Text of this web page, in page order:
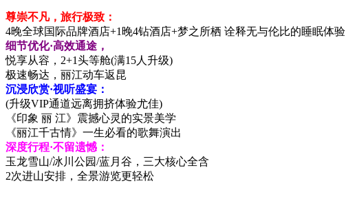
尊崇不凡，旅行极致：
4晚全球国际品牌酒店+1晚4钻酒店+梦之所栖 诠释无与伦比的睡眠体验
细节优化·高效通途，
悦享从容，2+1头等舱(满15人升级)
极速畅达，丽江动车返昆
沉浸欣赏·视听盛宴：
(升级VIP通道远离拥挤体验尤佳)
《印象 丽 江》震撼心灵的实景美学
《丽江千古情》一生必看的歌舞演出
深度行程·不留遗憾：
玉龙雪山/冰川公园/蓝月谷，三大核心全含
2次进山安排，全景游览更轻松